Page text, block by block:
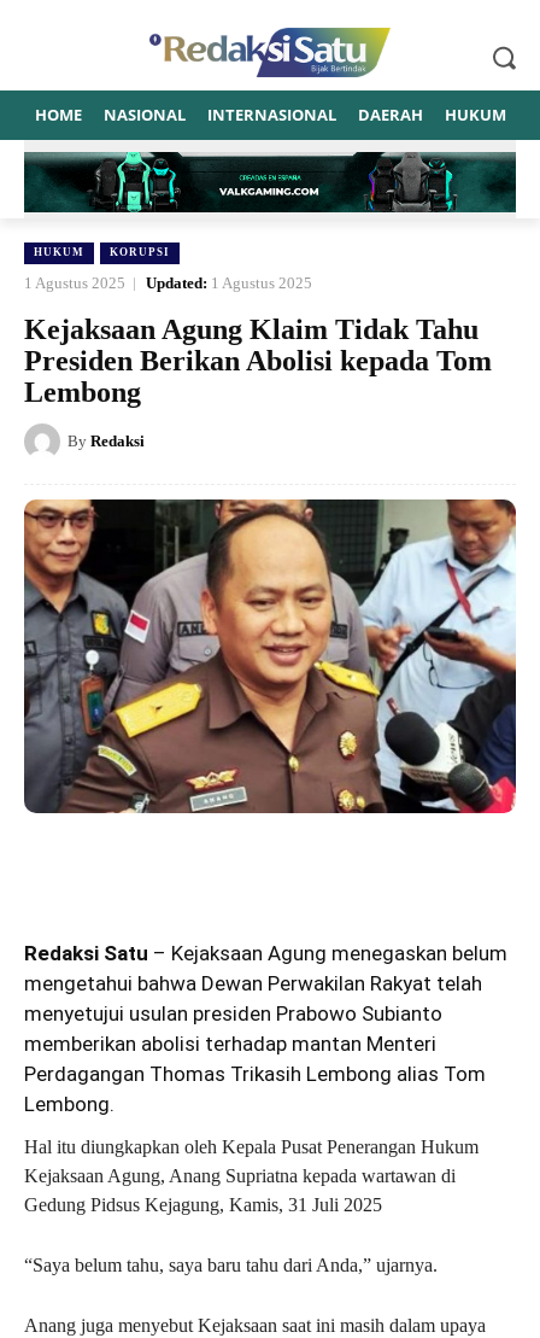
HOME NASIONAL INTERNASIONAL DAERAH HUKUM
HUKUM KORUPSI
1 Agustus 2025 Updated: 1 Agustus 2025
Kejaksaan Agung Klaim Tidak Tahu
Presiden Berikan Abolisi kepada Tom
Lembong
By Redaksi
Redaksi Satu – Kejaksaan Agung menegaskan belum
mengetahui bahwa Dewan Perwakilan Rakyat telah
menyetujui usulan presiden Prabowo Subianto
memberikan abolisi terhadap mantan Menteri
Perdagangan Thomas Trikasih Lembong alias Tom
Lembong.
Hal itu diungkapkan oleh Kepala Pusat Penerangan Hukum
Kejaksaan Agung, Anang Supriatna kepada wartawan di
Gedung Pidsus Kejagung, Kamis, 31 Juli 2025
“Saya belum tahu, saya baru tahu dari Anda,” ujarnya.
Anang juga menyebut Kejaksaan saat ini masih dalam upaya